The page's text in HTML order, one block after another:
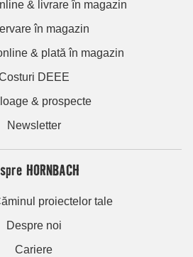
& livrare în magazin
în magazin
& plată în magazin
DEEE
& prospecte
Newsletter
HORNBACH
proiectelor tale
Despre noi
Cariere